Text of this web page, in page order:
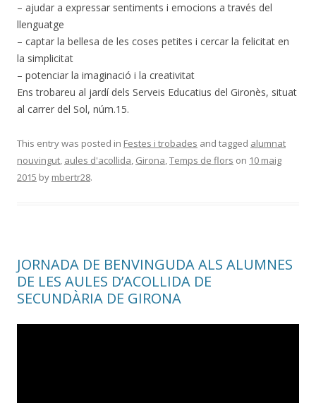
– ajudar a expressar sentiments i emocions a través del
llenguatge
– captar la bellesa de les coses petites i cercar la felicitat en
la simplicitat
– potenciar la imaginació i la creativitat
Ens trobareu al jardí dels Serveis Educatius del Gironès, situat
al carrer del Sol, núm.15.
This entry was posted in Festes i trobades and tagged alumnat
nouvingut aules d'acollida Girona Temps de flors on 10 maig
2015 by mbertr28.
JORNADA DE BENVINGUDA ALS ALUMNES
DE LES AULES D’ACOLLIDA DE
SECUNDÀRIA DE GIRONA